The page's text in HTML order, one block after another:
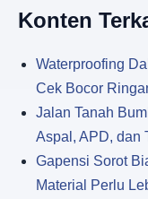
Konten
Waterproofing
Cek Bocor
Jalan Tanah
Aspal, APD, dan
Gapensi Sorot
Material Perlu